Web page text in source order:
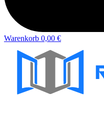
Warenkorb 0,00 €